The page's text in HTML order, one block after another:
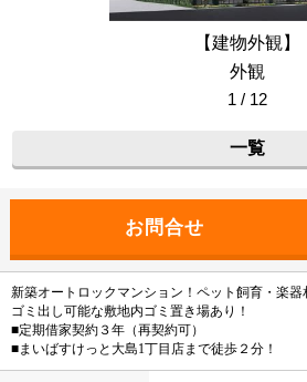
【建物外観】
外観
1 / 12
一覧
新築オートロックマンション！ペット飼育・楽
ゴミ出し可能な敷地内ゴミ置き場あり！
■定期借家契約３年（再契約可）
■まいばすけっと大島1丁目店まで徒歩２分！